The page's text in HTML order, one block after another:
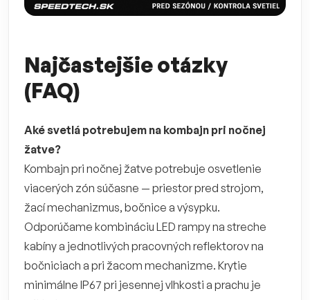
Najčastejšie otázky
(FAQ)
Aké svetlá potrebujem na kombajn pri nočnej
žatve?
Kombajn pri nočnej žatve potrebuje osvetlenie
viacerých zón súčasne — priestor pred strojom,
žací mechanizmus, bočnice a výsypku.
Odporúčame kombináciu LED rampy na streche
kabíny a jednotlivých pracovných reflektorov na
bočniciach a pri žacom mechanizme. Krytie
minimálne IP67 pri jesennej vlhkosti a prachu je